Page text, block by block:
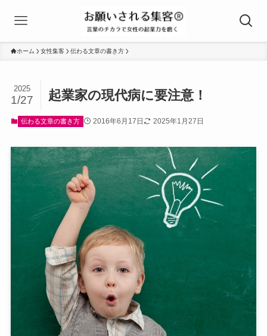
ホーム 女性集客 伝わる文章の書き方
起業家の現代病に要注意！
2025
1/27
伝わる文章の書き方 2016年6月17日 2025年1月27日